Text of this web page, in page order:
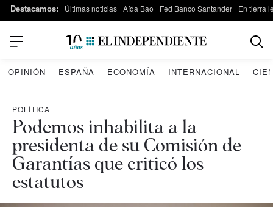
Destacamos: Últimas noticias Aída Bao Fed Banco Santander En tierra
OPINIÓN ESPAÑA ECONOMÍA INTERNACIONAL
POLÍTICA
Podemos inhabilita a la
presidenta de su Comisión de
Garantías que criticó los
estatutos